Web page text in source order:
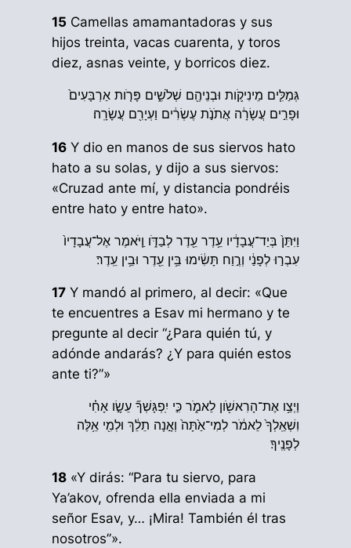
15 Camellas amamantadoras y sus
hijos treinta, vacas cuarenta, y toros
diez, asnas veinte, y borricos diez.
גְּמַלִּ֧ים מֵינִיקֹ֛ות וּבְנֵיהֶ֖ם שְׁלֹשִׁ֑ים פָּרֹ֤ות אַרְבָּעִים֙
וּפָרִ֣ים עֲשָׂרָ֔ה אֲתֹנֹ֣ת עֶשְׂרִ֔ים וַעְיָרִ֖ם עֲשָׂרָֽה׃
16 Y dio en manos de sus siervos hato
hato a su solas, y dijo a sus siervos:
«Cruzad ante mí, y distancia pondréis
entre hato y entre hato».
וַיִּתֵּן֙ בְּיַד־עֲבָדָ֔יו עֵ֥דֶר עֵ֖דֶר לְבַדֹּ֑ו וַ֤יֹּאמֶר אֶל־עֲבָדָיו֙
עִבְר֣וּ לְפָנַ֔י וְרֶ֣וַח תָּשִׂ֔ימוּ בֵּ֥ין עֵ֖דֶר וּבֵ֥ין עֵֽדֶר׃
17 Y mandó al primero, al decir: «Que
te encuentres a Esav mi hermano y te
pregunte al decir “¿Para quién tú, y
adónde andarás? ¿Y para quién estos
ante ti?”»
וַיְצַ֥ו אֶת־הָרִאשֹׁ֖ון לֵאמֹ֑ר כִּ֣י יִֽפְגָּשְׁךָ֞ עֵשָׂ֣ו אָחִ֗י
וִשְׁאֵֽלְךָ֙ לֵאמֹ֔ר לְמִי־אַ֙תָּה֙ וְאָ֣נָה תֵלֵ֔ךְ וּלְמִ֖י אֵ֥לֶּה
לְפָנֶֽיךָ׃
18 «Y dirás: “Para tu siervo, para
Ya’akov, ofrenda ella enviada a mi
señor Esav, y… ¡Mira! También él tras
nosotros”».